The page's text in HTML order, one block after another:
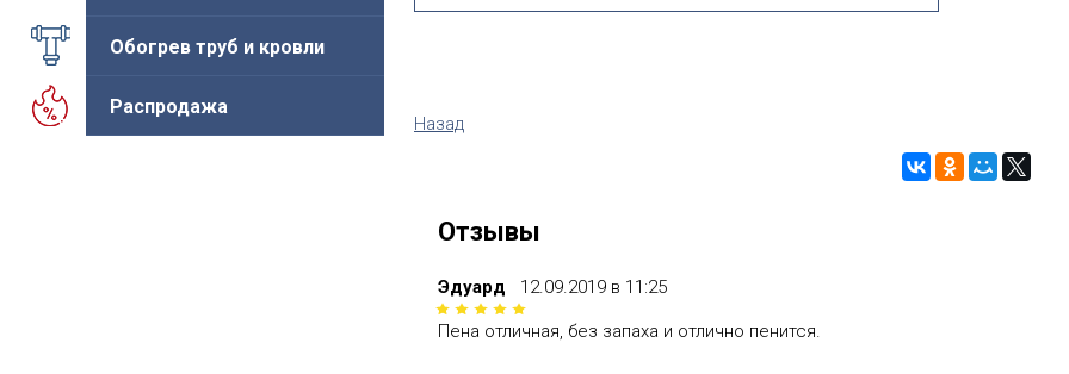
Обогрев труб и кровли
Распродажа
Назад
Отзывы
Эдуард 12.09.2019 в 11:25
Пена отличная, без запаха и отлично пенится.